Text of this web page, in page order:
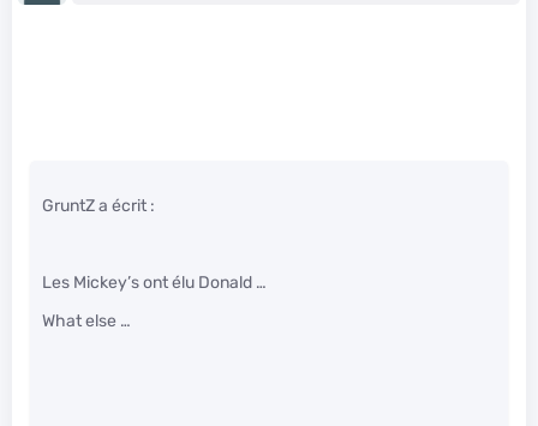
GruntZ a écrit :
Les Mickey’s ont élu Donald …
What else …